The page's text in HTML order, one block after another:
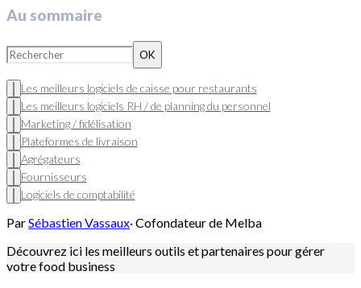
Au sommaire
OK
Les meilleurs logiciels de caisse pour restaurants
Les meilleurs logiciels RH / de planning du personnel
Marketing / fidélisation
Plateformes de livraison
Agrégateurs
Fournisseurs
Logiciels de comptabilité
ParSébastien Vassaux·Cofondateur de Melba
Découvrez ici les meilleurs outils et partenaires pour gérer
votre food business